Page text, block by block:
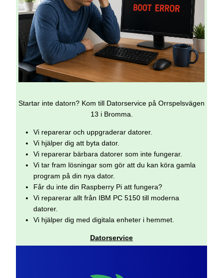
Startar inte datorn? Kom till Datorservice på Orrspelsvägen
13 i Bromma.
Vi reparerar och uppgraderar datorer.
Vi hjälper dig att byta dator.
Vi reparerar bärbara datorer som inte fungerar.
Vi tar fram lösningar som gör att du kan köra gamla
program på din nya dator.
Får du inte din Raspberry Pi att fungera?
Vi reparerar allt från IBM PC 5150 till moderna
datorer.
Vi hjälper dig med digitala enheter i hemmet.
Datorservice